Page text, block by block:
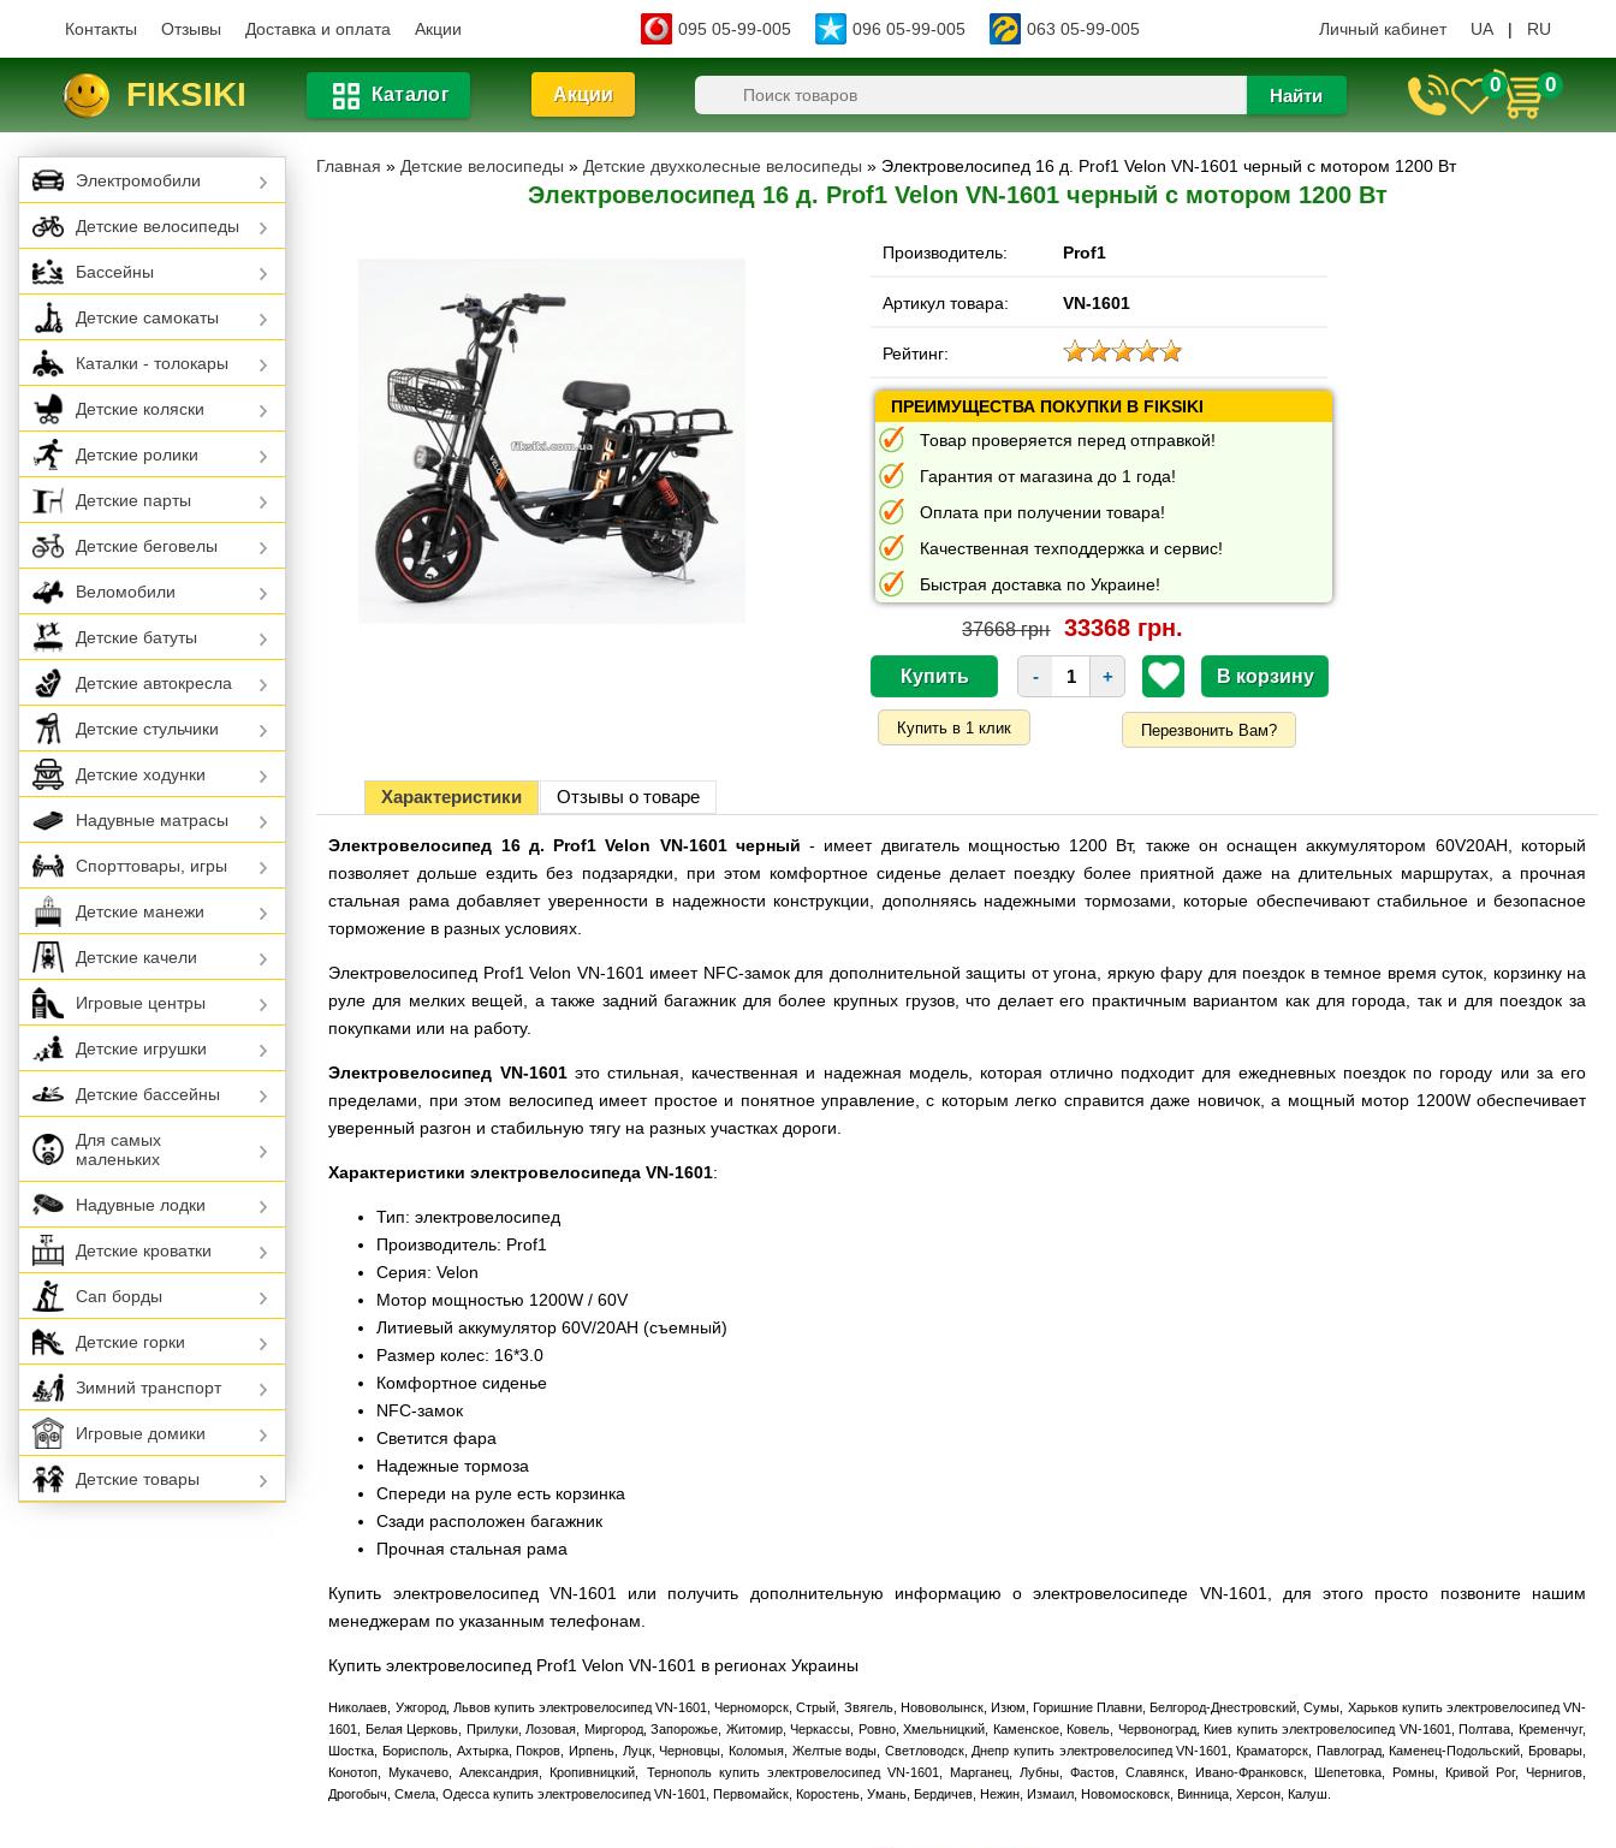
Контакты Отзывы Доставка и оплата Акции 095 05-99-005 096 05-99-005 063 05-99-005 Личный кабинет UA | RU
FIKSIKI Каталог Акции Найти 0 0
Главная » Детские велосипеды » Детские двухколесные велосипеды » Электровелосипед 16 д. Prof1 Velon VN-1601 черный с мотором 1200 Вт
Электровелосипед 16 д. Prof1 Velon VN-1601 черный с мотором 1200 Вт
Производитель: Prof1
Артикул товара: VN-1601
Рейтинг:
ПРЕИМУЩЕСТВА ПОКУПКИ В FIKSIKI
Товар проверяется перед отправкой!
Гарантия от магазина до 1 года!
Оплата при получении товара!
Качественная техподдержка и сервис!
Быстрая доставка по Украине!
37668 грн 33368 грн.
- +
Перезвонить Вам?
Характеристики Отзывы о товаре
Электровелосипед 16 д. Prof1 Velon VN-1601 черный - имеет двигатель мощностью 1200 Вт, также он оснащен аккумулятором 60V20AH, который
позволяет дольше ездить без подзарядки, при этом комфортное сиденье делает поездку более приятной даже на длительных маршрутах, а прочная
стальная рама добавляет уверенности в надежности конструкции, дополняясь надежными тормозами, которые обеспечивают стабильное и безопасное
торможение в разных условиях.
Электровелосипед Prof1 Velon VN-1601 имеет NFC-замок для дополнительной защиты от угона, яркую фару для поездок в темное время суток, корзинку на
руле для мелких вещей, а также задний багажник для более крупных грузов, что делает его практичным вариантом как для города, так и для поездок за
покупками или на работу.
Электровелосипед VN-1601это стильная, качественная и надежная модель, которая отлично подходит для ежедневных поездок по городу или за его
пределами, при этом велосипед имеет простое и понятное управление, с которым легко справится даже новичок, а мощный мотор 1200W обеспечивает
уверенный разгон и стабильную тягу на разных участках дороги.
Характеристики электровелосипеда VN-1601:
Тип: электровелосипед
Производитель: Prof1
Серия: Velon
Мотор мощностью 1200W / 60V
Литиевый аккумулятор 60V/20AH (съемный)
Размер колес: 16*3.0
Комфортное сиденье
NFC-замок
Светится фара
Надежные тормоза
Спереди на руле есть корзинка
Сзади расположен багажник
Прочная стальная рама
Купить электровелосипед VN-1601 или получить дополнительную информацию о электровелосипеде VN-1601, для этого просто позвоните нашим
менеджерам по указанным телефонам.
Купить электровелосипед Prof1 Velon VN-1601 в регионах Украины
Николаев, Ужгород, Львов купить электровелосипед VN-1601, Черноморск, Стрый, Звягель, Нововолынск, Изюм, Горишние Плавни, Белгород-Днестровский, Сумы, Харьков купить электровелосипед VN-
1601, Белая Церковь, Прилуки, Лозовая, Миргород, Запорожье, Житомир, Черкассы, Ровно, Хмельницкий, Каменское, Ковель, Червоноград, Киев купить электровелосипед VN-1601, Полтава, Кременчуг,
Шостка, Борисполь, Ахтырка, Покров, Ирпень, Луцк, Черновцы, Коломыя, Желтые воды, Светловодск, Днепр купить электровелосипед VN-1601, Краматорск, Павлоград, Каменец-Подольский, Бровары,
Конотоп, Мукачево, Александрия, Кропивницкий, Тернополь купить электровелосипед VN-1601, Марганец, Лубны, Фастов, Славянск, Ивано-Франковск, Шепетовка, Ромны, Кривой Рог, Чернигов,
Дрогобыч, Смела, Одесса купить электровелосипед VN-1601, Первомайск, Коростень, Умань, Бердичев, Нежин, Измаил, Новомосковск, Винница, Херсон, Калуш.
Электромобили
Детские велосипеды
Бассейны
Детские самокаты
Каталки - толокары
Детские коляски
Детские ролики
Детские парты
Детские беговелы
Веломобили
Детские батуты
Детские автокресла
Детские стульчики
Детские ходунки
Надувные матрасы
Спорттовары, игры
Детские манежи
Детские качели
Игровые центры
Детские игрушки
Детские бассейны
Для самых
маленьких
Надувные лодки
Детские кроватки
Сап борды
Детские горки
Зимний транспорт
Игровые домики
Детские товары